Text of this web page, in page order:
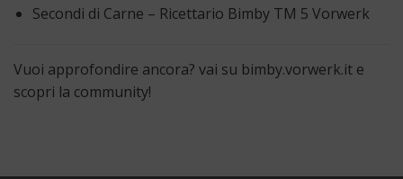
Secondi di Carne – Ricettario Bimby TM 5 Vorwerk
Vuoi approfondire ancora? vai su bimby.vorwerk.it e
scopri la community!